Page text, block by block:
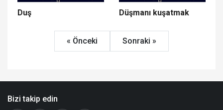
Duş Düşmanı kuşatmak
« Önceki Sonraki »
Bizi takip edin